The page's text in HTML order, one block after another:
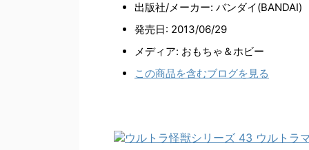
出版社/メーカー: バンダイ(BANDAI)
発売日: 2013/06/29
メディア: おもちゃ＆ホビー
この商品を含むブログを見る